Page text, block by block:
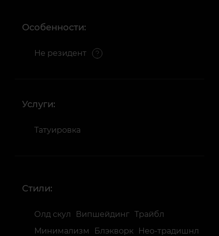
Особенности:
Не резидент
Услуги:
Татуировка
Стили:
Олд скул Випшейдинг Трайбл
Минимализм
Блэкворк
Нео-традишнл